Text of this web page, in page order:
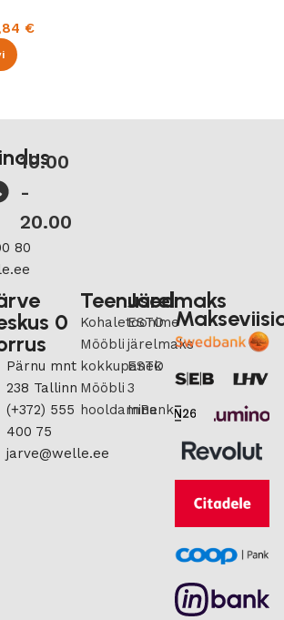
€
10.00
-
20.00
80
0
Pärnu mnt
238 Tallinn
(+372) 555
400 75
jarve@welle.ee
Teenused
Kohaletoonime
Mööbli
kokkupanek
Mööbli
hooldamine
Järelmaks
ESTO
järelmaks
ESTO
3
InBank